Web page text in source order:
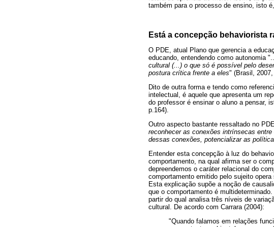
também para o processo de ensino, isto
Está a concepção behaviorista
O PDE, atual Plano que gerencia a
educando, entendendo como autonomia
cultural (...) o que só é possível pelo
postura crítica frente a eles" (Brasil, 2007,
Dito de outra forma e tendo como
intelectual, é aquele que apresenta um
do professor é ensinar o aluno a pensar,
p.164).
Outro aspecto bastante ressaltado no
reconhecer as conexões intrínsecas
dessas conexões, potencializar as
Entender esta concepção à luz do
comportamento, na qual afirma ser o
depreendemos o caráter relacional do
comportamento emitido pelo sujeito
Esta explicação supõe a noção de
que o comportamento é
partir do qual analisa três níveis de
cultural. De acordo com Carrara (2004):
"Quando falamos em relações